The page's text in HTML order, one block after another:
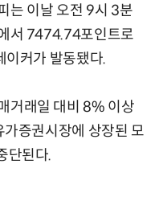
는 이날 오전 9시 3분
서 7474.74포인트로
커가 발동됐다.
거래일 대비 8% 이상
증권시장에 상장된 모
단된다.